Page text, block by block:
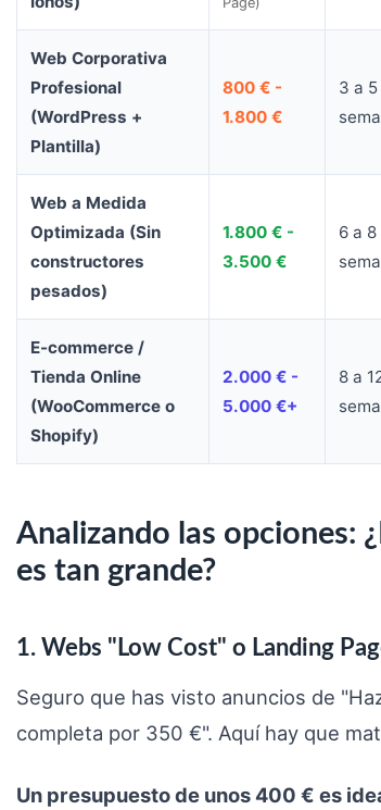
Web Corporativa
Profesional
(WordPress +
Plantilla)
800 € -
1.800 €
3 a 5
Web a Medida
Optimizada (Sin
constructores
pesados)
1.800 € -
3.500 €
6 a 8
E-commerce /
Tienda Online
(WooCommerce o
Shopify)
2.000 € -
5.000 €+
8 a
Analizando las opciones:
es tan grande?
1. Webs "Low Cost" o Landing
Seguro que has visto anuncios de
completa por 350 €". Aquí hay que
Un presupuesto de unos 400 € es